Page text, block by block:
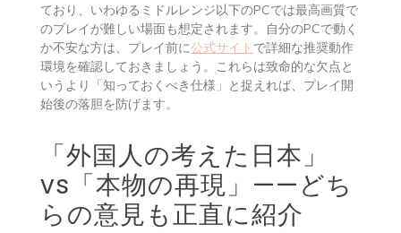
ており、いわゆるミドルレンジ以下のPCでは最高画質で
のプレイが難しい場面も想定されます。自分のPCで動く
か不安な方は、プレイ前に公式サイト で詳細な推奨動作
環境を確認しておきましょう。これらは致命的な欠点と
いうより「知っておくべき仕様」と捉えれば、プレイ開
始後の落胆を防げます。
「外国人の考えた日本」
vs「本物の再現」——どち
らの意見も正直に紹介